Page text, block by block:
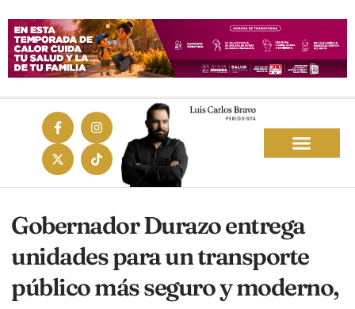
Gobernador Durazo entrega
unidades para un transporte
público más seguro y moderno,